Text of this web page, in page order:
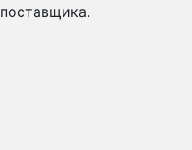
поставщика.